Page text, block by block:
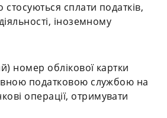
сплати податків,
іноземному
номер облікової картки
податковою службою на
операції, отримувати